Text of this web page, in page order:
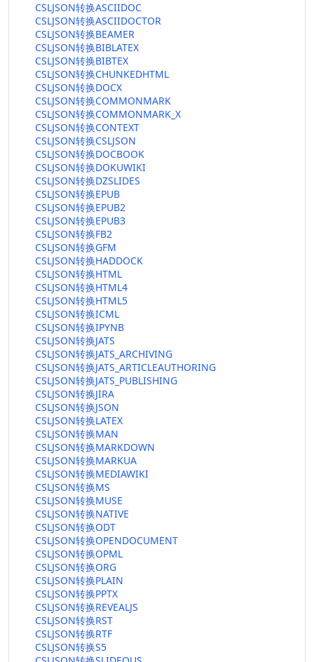
CSLJSON转换ASCIIDOC
CSLJSON转换ASCIIDOCTOR
CSLJSON转换BEAMER
CSLJSON转换BIBLATEX
CSLJSON转换BIBTEX
CSLJSON转换CHUNKEDHTML
CSLJSON转换DOCX
CSLJSON转换COMMONMARK
CSLJSON转换COMMONMARK_X
CSLJSON转换CONTEXT
CSLJSON转换CSLJSON
CSLJSON转换DOCBOOK
CSLJSON转换DOKUWIKI
CSLJSON转换DZSLIDES
CSLJSON转换EPUB
CSLJSON转换EPUB2
CSLJSON转换EPUB3
CSLJSON转换FB2
CSLJSON转换GFM
CSLJSON转换HADDOCK
CSLJSON转换HTML
CSLJSON转换HTML4
CSLJSON转换HTML5
CSLJSON转换ICML
CSLJSON转换IPYNB
CSLJSON转换JATS
CSLJSON转换JATS_ARCHIVING
CSLJSON转换JATS_ARTICLEAUTHORING
CSLJSON转换JATS_PUBLISHING
CSLJSON转换JIRA
CSLJSON转换JSON
CSLJSON转换LATEX
CSLJSON转换MAN
CSLJSON转换MARKDOWN
CSLJSON转换MARKUA
CSLJSON转换MEDIAWIKI
CSLJSON转换MS
CSLJSON转换MUSE
CSLJSON转换NATIVE
CSLJSON转换ODT
CSLJSON转换OPENDOCUMENT
CSLJSON转换OPML
CSLJSON转换ORG
CSLJSON转换PLAIN
CSLJSON转换PPTX
CSLJSON转换REVEALJS
CSLJSON转换RST
CSLJSON转换RTF
CSLJSON转换S5